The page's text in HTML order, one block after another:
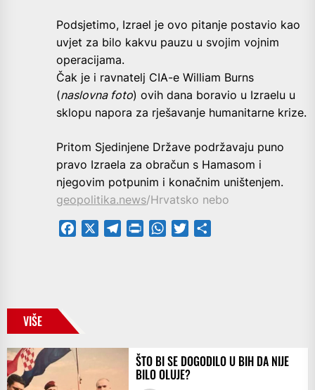
Podsjetimo, Izrael je ovo pitanje postavio kao
uvjet za bilo kakvu pauzu u svojim vojnim
operacijama.
Čak je i ravnatelj CIA-e William Burns
(naslovna foto) ovih dana boravio u Izraelu u
sklopu napora za rješavanje humanitarne krize.
Pritom Sjedinjene Države podržavaju puno
pravo Izraela za obračun s Hamasom i
njegovim potpunim i konačnim uništenjem.
geopolitika.news/Hrvatsko nebo
Facebook TelegramPrintFriendly
WhatsApp
Twitter
VIŠE
ŠTO BI SE DOGODILO U BIH DA NIJE
BILO OLUJE?